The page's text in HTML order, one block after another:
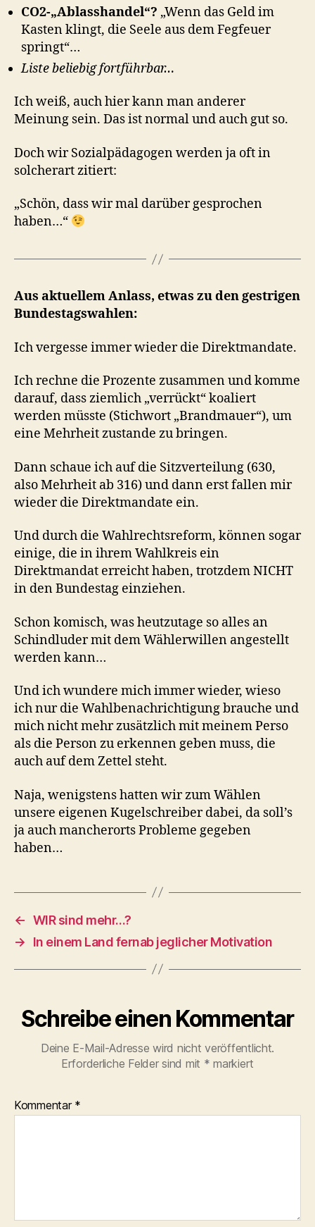
CO2-„Ablasshandel“? „Wenn das Geld im
Kasten klingt, die Seele aus dem Fegfeuer
springt“…
Liste beliebig fortführbar…
Ich weiß, auch hier kann man anderer
Meinung sein. Das ist normal und auch gut so.
Doch wir Sozialpädagogen werden ja oft in
solcherart zitiert:
„Schön, dass wir mal darüber gesprochen
haben…“
Aus aktuellem Anlass, etwas zu den gestrigen
Bundestagswahlen:
Ich vergesse immer wieder die Direktmandate.
Ich rechne die Prozente zusammen und komme
darauf, dass ziemlich „verrückt“ koaliert
werden müsste (Stichwort „Brandmauer“), um
eine Mehrheit zustande zu bringen.
Dann schaue ich auf die Sitzverteilung (630,
also Mehrheit ab 316) und dann erst fallen mir
wieder die Direktmandate ein.
Und durch die Wahlrechtsreform, können sogar
einige, die in ihrem Wahlkreis ein
Direktmandat erreicht haben, trotzdem NICHT
in den Bundestag einziehen.
Schon komisch, was heutzutage so alles an
Schindluder mit dem Wählerwillen angestellt
werden kann…
Und ich wundere mich immer wieder, wieso
ich nur die Wahlbenachrichtigung brauche und
mich nicht mehr zusätzlich mit meinem Perso
als die Person zu erkennen geben muss, die
auch auf dem Zettel steht.
Naja, wenigstens hatten wir zum Wählen
unsere eigenen Kugelschreiber dabei, da soll’s
ja auch mancherorts Probleme gegeben
haben…
← WIR sind mehr…?
→
In einem Land fernab jeglicher Motivation
Schreibe einen Kommentar
Deine E-Mail-Adresse wird nicht veröffentlicht.
Erforderliche Felder sind mit * markiert
Kommentar *